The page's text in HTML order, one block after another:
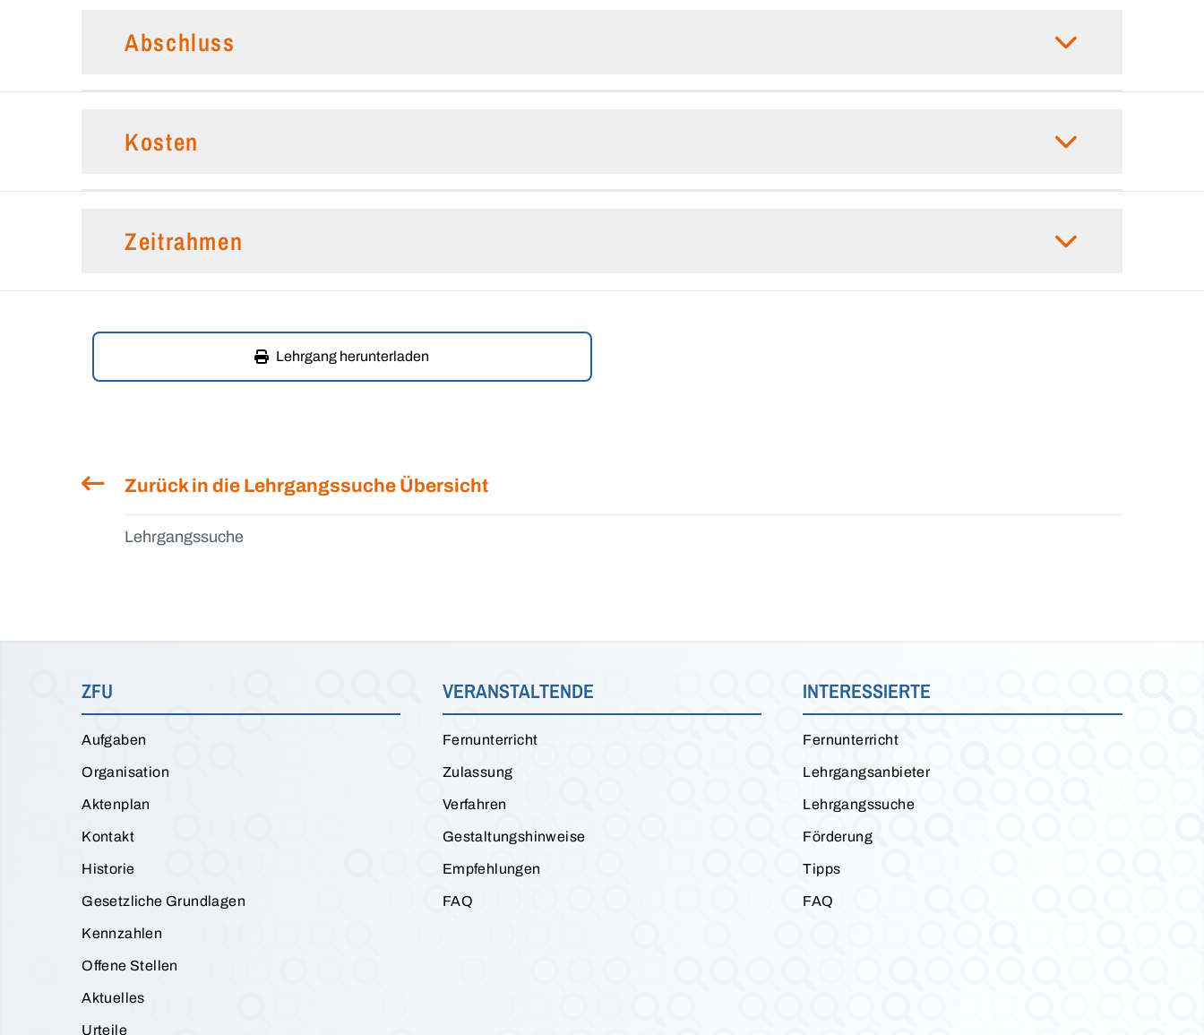
Abschluss
Kosten
Zeitrahmen
Lehrgang herunterladen
Zurück in die Lehrgangssuche Übersicht
Lehrgangssuche
ZFU
Aufgaben
Organisation
Aktenplan
Kontakt
Historie
Gesetzliche Grundlagen
Kennzahlen
Offene Stellen
Aktuelles
Urteile
VERANSTALTENDE
Fernunterricht
Zulassung
Verfahren
Gestaltungshinweise
Empfehlungen
FAQ
INTERESSIERTE
Fernunterricht
Lehrgangsanbieter
Lehrgangssuche
Förderung
Tipps
FAQ